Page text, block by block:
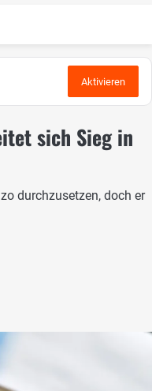
Aktivieren
sich Sieg in
durchzusetzen, doch er